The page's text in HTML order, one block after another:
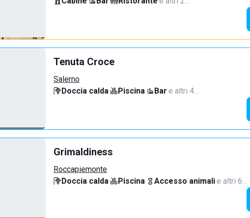
Tenuta Croce
Salerno
Doccia calda· Piscina· Bar·e altri 4…
Grimaldiness
Roccapiemonte
Doccia calda· Piscina· Accesso animali·e altri 6…